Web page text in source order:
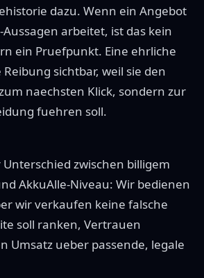
dazu. Wenn ein Angebot
arbeitet, ist das kein
ein Pruefpunkt. Eine ehrliche
sichtbar, weil sie den
naechsten Klick, sondern zur
fuehren soll.
Unterschied zwischen billigem
AkkuAlle-Niveau: Wir bedienen
wir verkaufen keine falsche
soll ranken, Vertrauen
Umsatz ueber passende, legale